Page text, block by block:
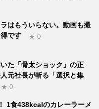
はもういらない。動画も撮
です
★ 0
た「骨太ショック」の正
元社長が斬る「選択と集
★ 0
1食438kcalのカレーラーメ